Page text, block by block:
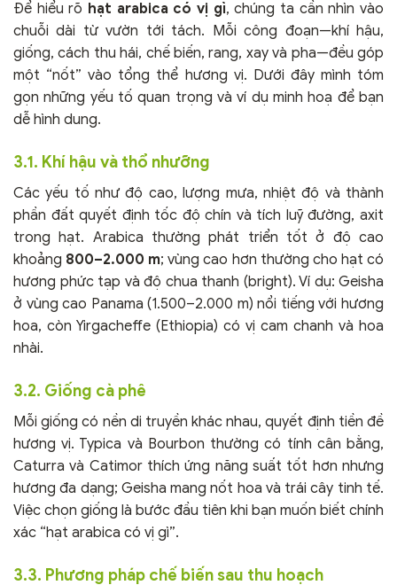
Để hiểu rõ hạt arabica có vị gì, chúng ta cần nhìn vào
chuỗi dài từ vườn tới tách. Mỗi công đoạn—khí hậu,
giống, cách thu hái, chế biến, rang, xay và pha—đều góp
một “nốt” vào tổng thể hương vị. Dưới đây mình tóm
gọn những yếu tố quan trọng và ví dụ minh hoạ để bạn
dễ hình dung.
3.1. Khí hậu và thổ nhưỡng
Các yếu tố như độ cao, lượng mưa, nhiệt độ và thành
phần đất quyết định tốc độ chín và tích luỹ đường, axit
trong hạt. Arabica thường phát triển tốt ở độ cao
khoảng 800–2.000 m; vùng cao hơn thường cho hạt có
hương phức tạp và độ chua thanh (bright). Ví dụ: Geisha
ở vùng cao Panama (1.500–2.000 m) nổi tiếng với hương
hoa, còn Yirgacheffe (Ethiopia) có vị cam chanh và hoa
nhài.
3.2. Giống cà phê
Mỗi giống có nền di truyền khác nhau, quyết định tiền đề
hương vị. Typica và Bourbon thường có tính cân bằng,
Caturra và Catimor thích ứng năng suất tốt hơn nhưng
hương đa dạng; Geisha mang nốt hoa và trái cây tinh tế.
Việc chọn giống là bước đầu tiên khi bạn muốn biết chính
xác “hạt arabica có vị gì”.
3.3. Phương pháp chế biến sau thu hoạch